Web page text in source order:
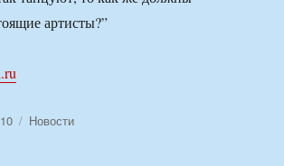
артисты?”
Рубрики
Новости